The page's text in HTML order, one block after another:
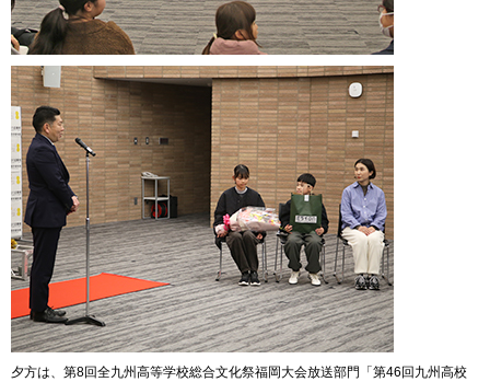
夕方は、第8回全九州高等学校総合文化祭福岡大会放送部門「第46回九州高校